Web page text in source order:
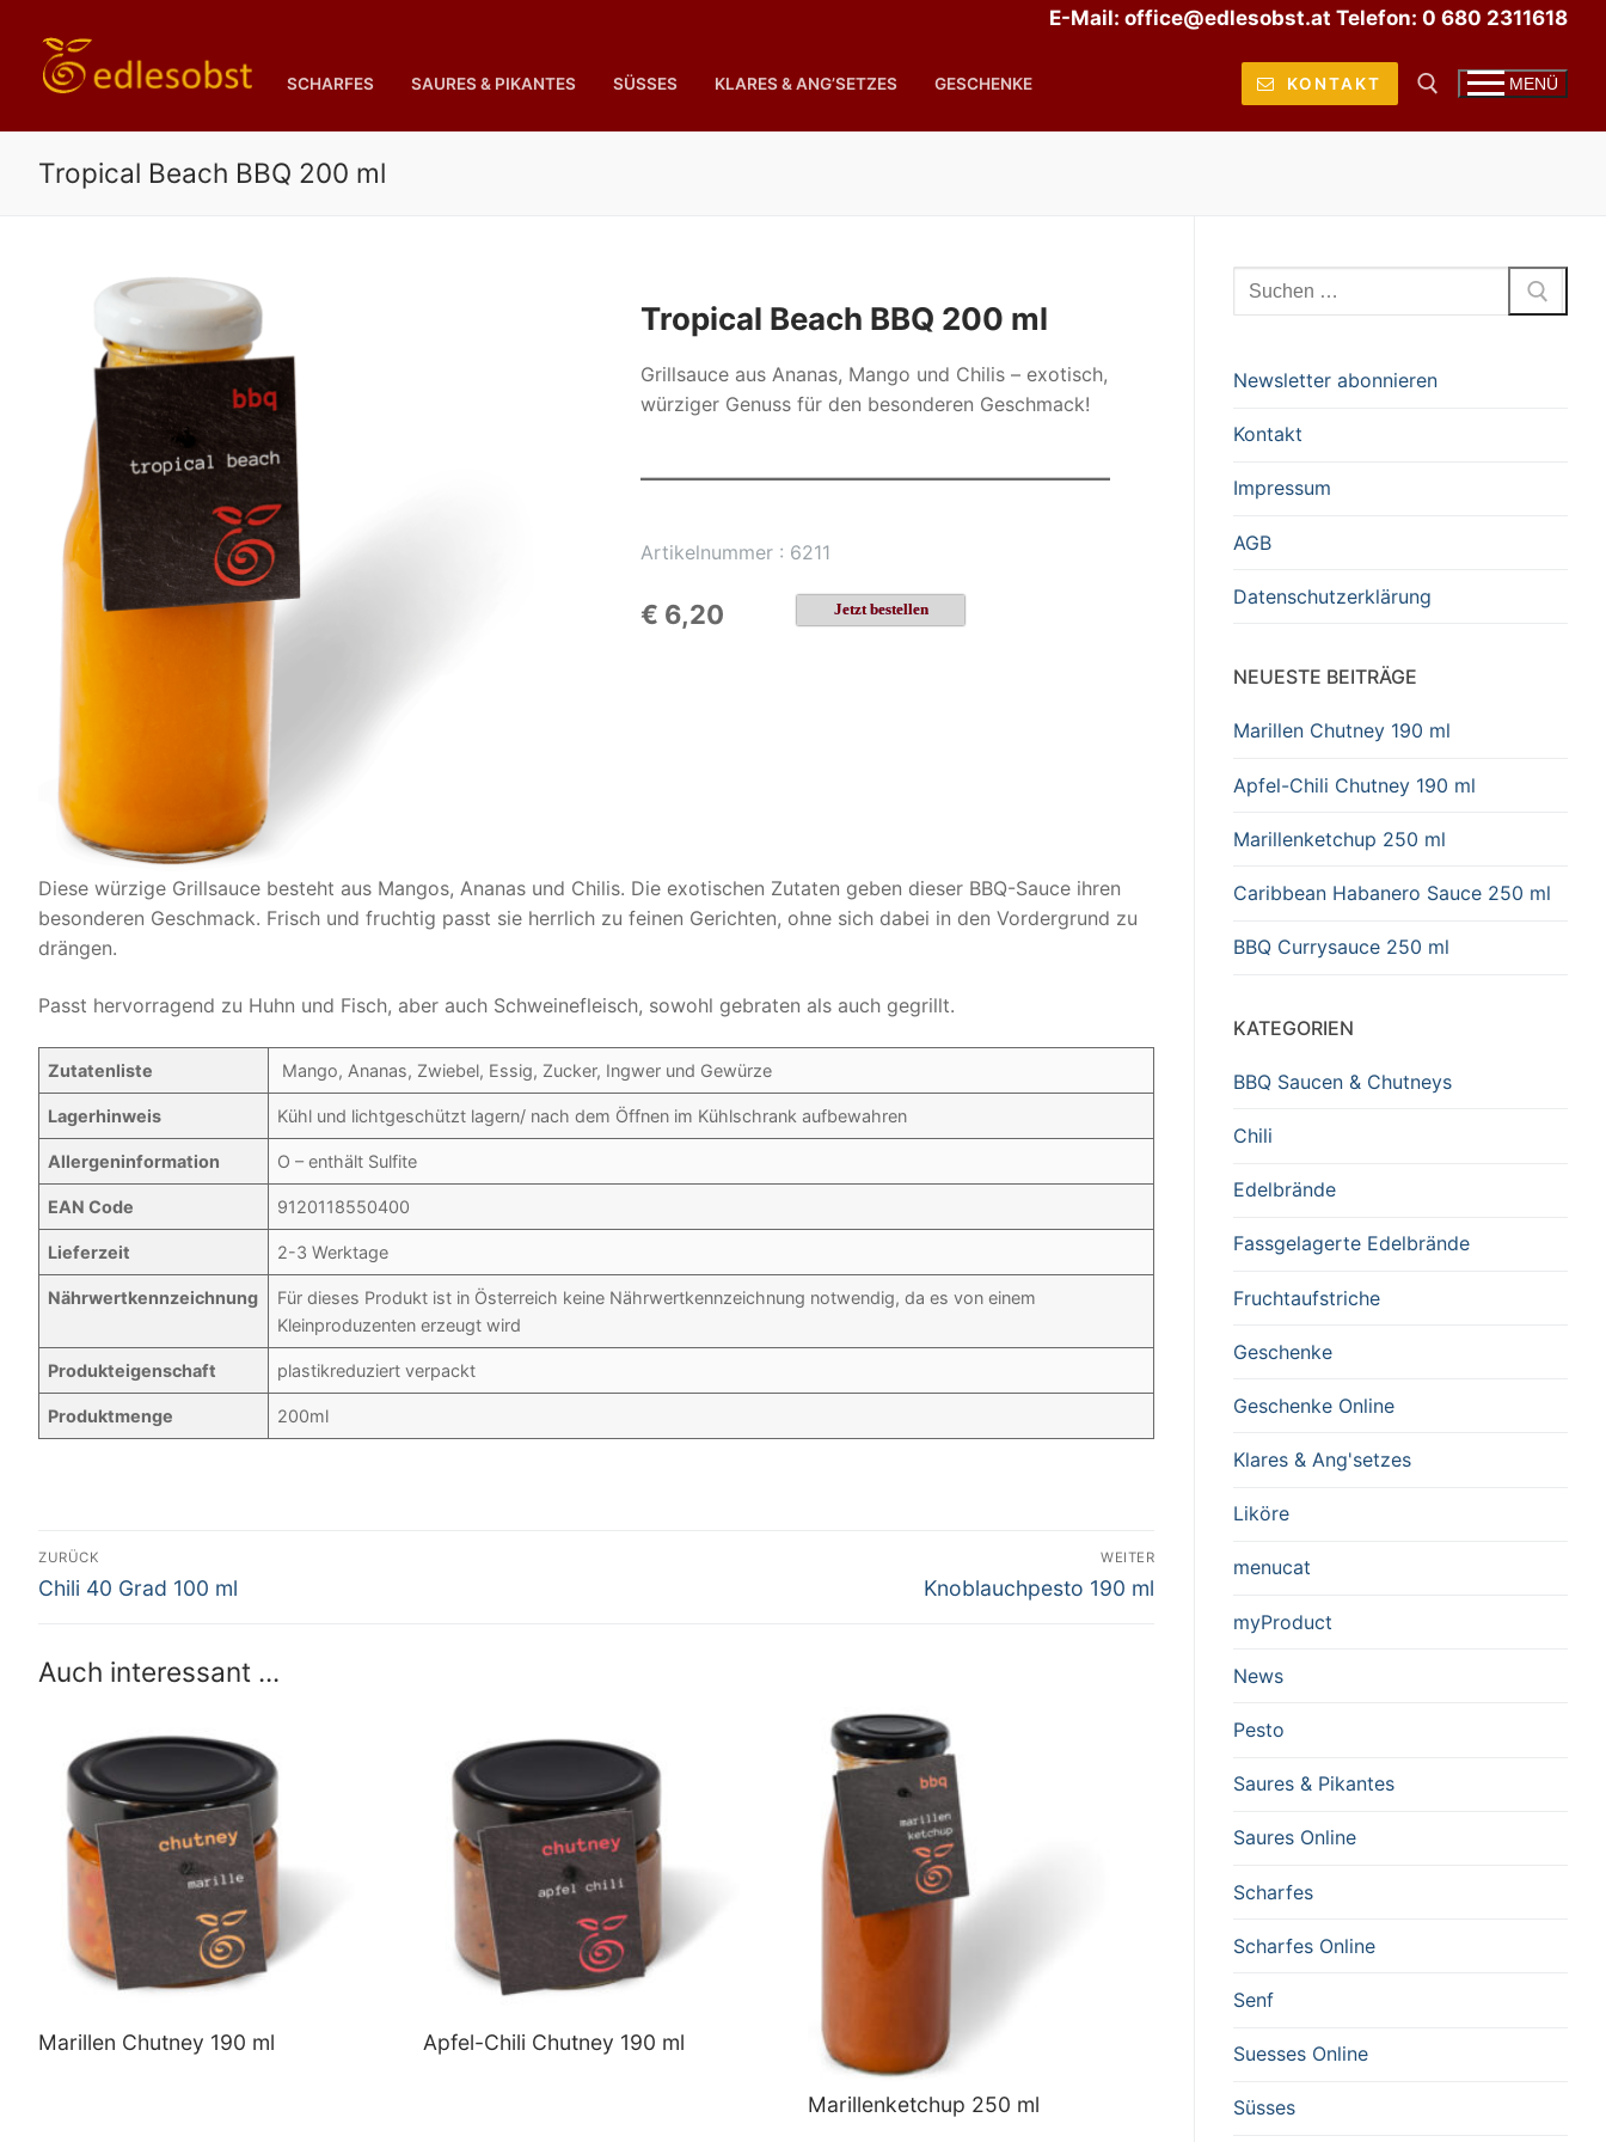
Inhalt
springen
E-Mail: office@edlesobst.at Telefon: 0 680 2311618
SCHARFES SAURES & PIKANTES SÜSSES KLARES & ANG’SETZES GESCHENKE KONTAKT MENÜ
Tropical Beach BBQ 200 ml
Tropical Beach BBQ 200 ml
Grillsauce aus Ananas, Mango und Chilis – exotisch,
würziger Genuss für den besonderen Geschmack!
Artikelnummer : 6211
€ 6,20 Jetzt bestellen
Diese würzige Grillsauce besteht aus Mangos, Ananas und Chilis. Die exotischen Zutaten geben dieser BBQ-Sauce ihren
besonderen Geschmack. Frisch und fruchtig passt sie herrlich zu feinen Gerichten, ohne sich dabei in den Vordergrund zu
drängen.
Passt hervorragend zu Huhn und Fisch, aber auch Schweinefleisch, sowohl gebraten als auch gegrillt.
Zutatenliste Mango, Ananas, Zwiebel, Essig, Zucker, Ingwer und Gewürze
Lagerhinweis Kühl und lichtgeschützt lagern/ nach dem Öffnen im Kühlschrank aufbewahren
Allergeninformation O – enthält Sulfite
EAN Code 9120118550400
Lieferzeit 2-3 Werktage
Nährwertkennzeichnung
Für dieses Produkt ist in Österreich keine Nährwertkennzeichnung notwendig, da es von einem
Kleinproduzenten erzeugt wird
Produkteigenschaft plastikreduziert verpackt
Produktmenge 200ml
Beitrags-
Navigation
ZURÜCK
Vorheriger
Chili 40 Grad 100 ml
WEITER
Nächster
Knoblauchpesto 190 ml
Auch interessant ...
Marillen Chutney 190 ml Apfel-Chili Chutney 190 ml
Marillenketchup 250 ml
Suchen
nach:
Newsletter abonnieren
Kontakt
Impressum
AGB
Datenschutzerklärung
NEUESTE BEITRÄGE
Marillen Chutney 190 ml
Apfel-Chili Chutney 190 ml
Marillenketchup 250 ml
Caribbean Habanero Sauce 250 ml
BBQ Currysauce 250 ml
KATEGORIEN
BBQ Saucen & Chutneys
Chili
Edelbrände
Fassgelagerte Edelbrände
Fruchtaufstriche
Geschenke
Geschenke Online
Klares & Ang'setzes
Liköre
menucat
myProduct
News
Pesto
Saures & Pikantes
Saures Online
Scharfes
Scharfes Online
Senf
Suesses Online
Süsses